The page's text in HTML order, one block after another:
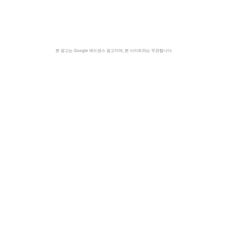
본 광고는 Google 애드센스 광고이며, 본 사이트와는 무관합니다.